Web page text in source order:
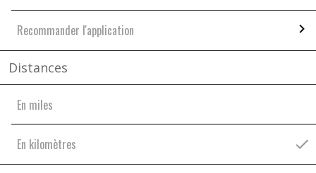
Recommander l'application
Distances
En miles
En kilomètres